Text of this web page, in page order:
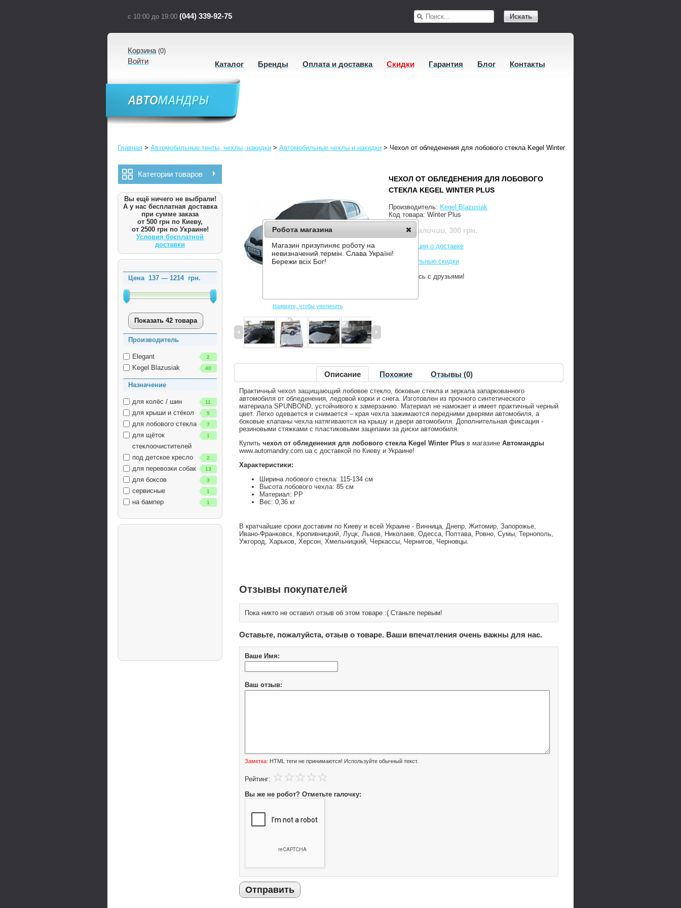
с 10:00 до 19:00 (044) 339-92-75 Искать
Корзина(0)
Войти Каталог Бренды Оплата и доставка Скидки Гарантия Блог Контакты
Главная > Автомобильные тенты, чехлы, накидки > Автомобильные чехлы и накидки > Чехол от обледенения для лобового стекла Kegel Winter Plus
Категории товаров
Вы ещё ничего не выбрали!
А у нас бесплатная доставка
при сумме заказа
от 500 грн по Киеву,
от 2500 грн по Украине!
Условия бесплатной
доставки
Цена 137 — 1214грн.
Показать 42 товара
Производитель
Elegant 2
Kegel Blazusiak 40
Назначение
для колёс / шин 11
для крыши и стёкол 5
для лобового стекла 7
для щёток
стеклоочистителей
1
под детское кресло 2
для перевозки собак 13
для боксов 3
сервисные 1
на бампер 1
Нажмите, чтобы увеличить
ЧЕХОЛ ОТ ОБЛЕДЕНЕНИЯ ДЛЯ ЛОБОВОГО
СТЕКЛА KEGEL WINTER PLUS
Производитель: Kegel Blazusiak
Код товара: Winter Plus
Нет в наличии, 300 грн.
Информация о доставке
Накопительные скидки
Поделитесь с друзьями!
Описание Похожие Отзывы (0)
Практичный чехол защищающий лобовое стекло, боковые стекла и зеркала запаркованного
автомобиля от обледенения, ледовой корки и снега. Изготовлен из прочного синтетического
материала SPUNBOND, устойчивого к замерзанию. Материал не намокает и имеет практичный черный
цвет. Легко одевается и снимается – края чехла зажимаются передними дверями автомобиля, а
боковые клапаны чехла натягиваются на крышу и двери автомобиля. Дополнительная фиксация -
резиновыми стяжками с пластиковыми зацепами за диски автомобиля.
Купить чехол от обледенения для лобового стекла Kegel Winter Plus в магазине Автомандры
www.automandry.com.ua с доставкой по Киеву и Украине!
Характеристики:
Ширина лобового стекла: 115-134 см
Высота лобового чехла: 85 см
Материал: РР
Вес: 0,36 кг
В кратчайшие сроки доставим по Киеву и всей Украине - Винница, Днепр, Житомир, Запорожье,
Ивано-Франковск, Кропивницкий, Луцк, Львов, Николаев, Одесса, Полтава, Ровно, Сумы, Тернополь,
Ужгород, Харьков, Херсон, Хмельницкий, Черкассы, Чернигов, Черновцы.
Отзывы покупателей
Пока никто не оставил отзыв об этом товаре :( Станьте первым!
Оставьте, пожалуйста, отзыв о товаре. Ваши впечатления очень важны для нас.
Ваше Имя:
Ваш отзыв:
Заметка: HTML теги не принимаются! Используйте обычный текст.
Рейтинг:
Вы же не робот? Отметьте галочку:
Отправить
Робота магазина
Магазин призупиняє роботу на
невизначений термін. Слава Україні!
Бережи всіх Бог!